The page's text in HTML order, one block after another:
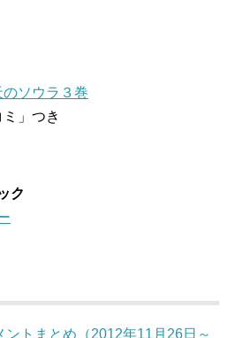
のソウラ３巻
」つき
ク
ントまとめ（2012年11月26日～